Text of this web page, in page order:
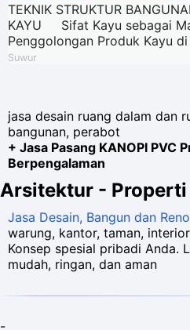
TEKNIK STRUKTUR
KAYU Sifat Kayu sebagai
Penggolongan Produk Kayu
Suwur
jasa desain ruang dalam dan
bangunan, perabot
+ Jasa Pasang KANOPI PVC
Berpengalaman
Arsitektur - Properti
Jasa Desain, Bangun dan
warung, kantor, taman,
Konsep spesial pribadi Anda.
mudah, ringan, dan aman
-